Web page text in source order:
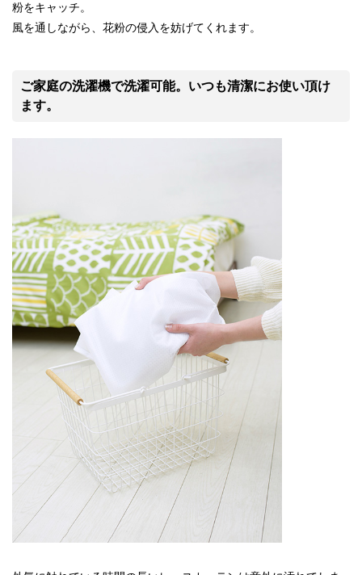
粉をキャッチ。
風を通しながら、花粉の侵入を妨げてくれます。
ご家庭の洗濯機で洗濯可能。いつも清潔にお使い頂け
ます。